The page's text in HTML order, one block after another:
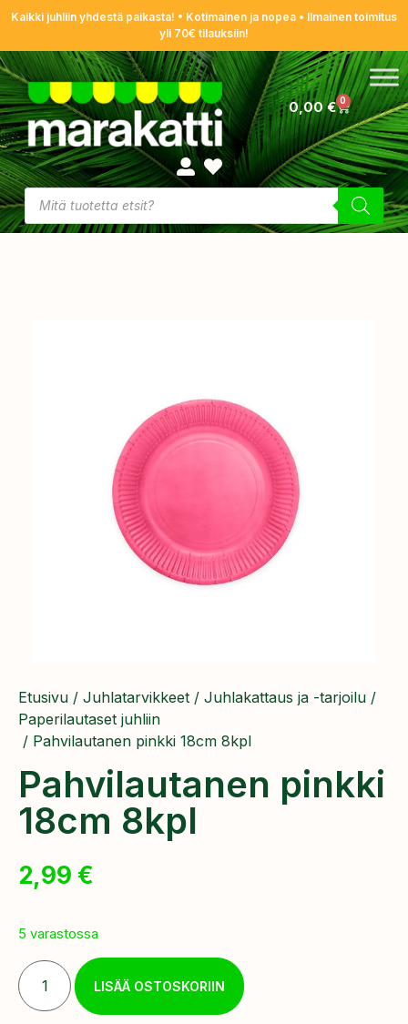
Kaikki juhliin yhdestä paikasta! • Kotimainen ja nopea • Ilmainen toimitus
yli 70€ tilauksiin!
0,00€ 0
Etusivu / Juhlatarvikkeet / Juhlakattaus ja -tarjoilu /
Paperilautaset juhliin
/ Pahvilautanen pinkki 18cm 8kpl
Pahvilautanen pinkki
18cm 8kpl
2,99 €
5 varastossa
LISÄÄ OSTOSKORIIN